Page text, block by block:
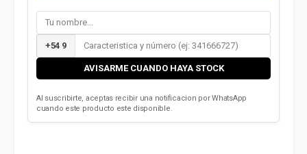
+54 9
AVISARME CUANDO HAYA STOCK
Al suscribirte, aceptas recibir una notificacion por WhatsApp
cuando este producto este disponible.